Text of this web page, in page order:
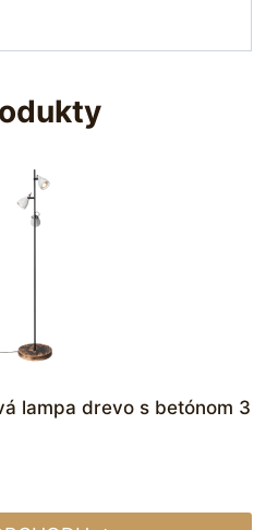
lampa drevo s betónom 3